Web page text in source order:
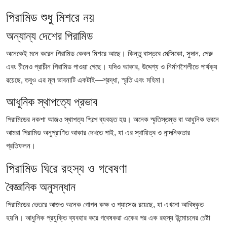
পিরামিড শুধু মিশরে নয়
অন্যান্য দেশের পিরামিড
অনেকেই মনে করেন পিরামিড কেবল মিশরে আছে। কিন্তু বাস্তবে মেক্সিকো, সুদান, পেরু
এবং চীনেও প্রাচীন পিরামিড পাওয়া গেছে। যদিও আকার, উদ্দেশ্য ও নির্মাণশৈলীতে পার্থক্য
রয়েছে, তবুও এর মূল ভাবনাটি একটাই—শ্রদ্ধা, স্মৃতি এবং মহিমা।
আধুনিক স্থাপত্যে প্রভাব
পিরামিডের নকশা আজও স্থাপত্য শিল্পে ব্যবহৃত হয়। অনেক স্মৃতিস্তম্ভ বা আধুনিক ভবনে
আমরা পিরামিড অনুপ্রাণিত আকার দেখতে পাই, যা এর স্থায়িত্ব ও নান্দনিকতার
প্রতিফলন।
পিরামিড ঘিরে রহস্য ও গবেষণা
বৈজ্ঞানিক অনুসন্ধান
পিরামিডের ভেতরে আজও অনেক গোপন কক্ষ ও প্যাসেজ রয়েছে, যা এখনো আবিষ্কৃত
হয়নি। আধুনিক প্রযুক্তি ব্যবহার করে গবেষকরা একের পর এক রহস্য উন্মোচনের চেষ্টা